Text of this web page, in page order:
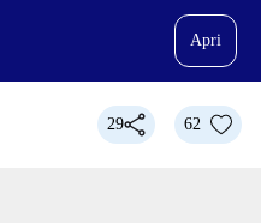
Apri
29 62